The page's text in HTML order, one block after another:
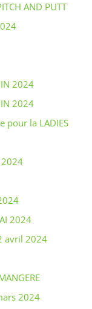
AND PUTT
2024
2024
pour la LADIES
2024
2024
avril 2024
2024